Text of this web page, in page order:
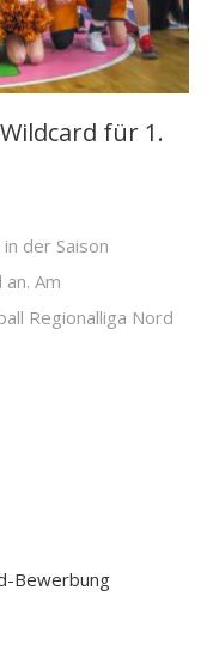
für 1.
der Saison
Am
Regionalliga Nord